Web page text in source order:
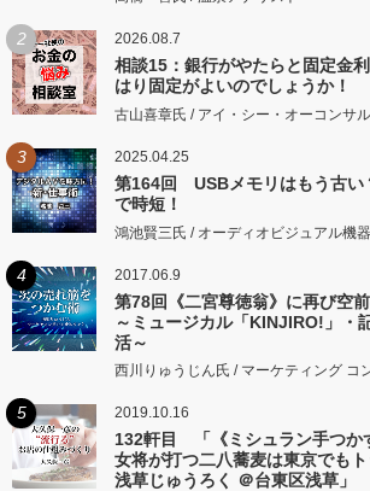
2 2026.08.7
相談15：銀行がやたらと固定金
はり固定がよいのでしょうか！
古山喜章氏 / アイ・シー・オーコンサ
3 2025.04.25
第164回 USBメモリはもう古い
で時短！
鴻池賢三氏 / オーディオビジュアル機
4 2017.06.9
第78回《二宮尊徳翁》に再び空
～ミュージカル「KINJIRO!」・
活～
西川りゅうじん氏 / マーケティング コ
5 2019.10.16
132軒目 「《ミシュラン手つか
女将が打つ二八蕎麦は東京でもト
浅草じゅうろく ＠台東区浅草」